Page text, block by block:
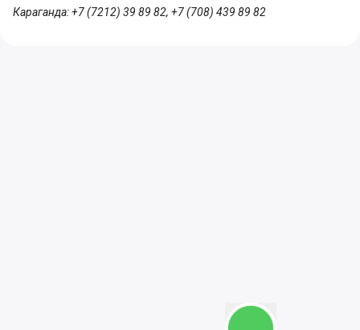
Караганда: +7 (7212) 39 89 82, +7 (708) 439 89 82